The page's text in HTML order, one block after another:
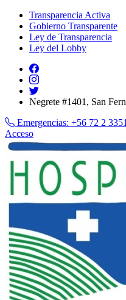
Transparencia Activa
Gobierno Transparente
Ley de Transparencia
Ley del Lobby
Negrete #1401, San
Emergencias: +56 72 2
Acceso